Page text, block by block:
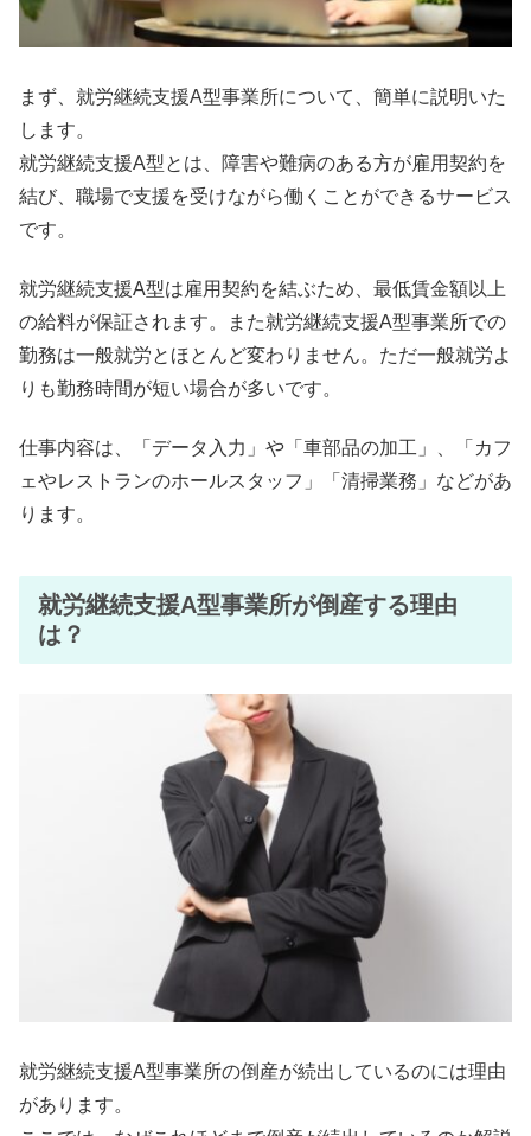
まず、就労継続支援A型事業所について、簡単に説明いた
します。
就労継続支援A型とは、障害や難病のある方が雇用契約を
結び、職場で支援を受けながら働くことができるサービス
です。
就労継続支援A型は雇用契約を結ぶため、最低賃金額以上
の給料が保証されます。また就労継続支援A型事業所での
勤務は一般就労とほとんど変わりません。ただ一般就労よ
りも勤務時間が短い場合が多いです。
仕事内容は、「データ入力」や「車部品の加工」、「カフ
ェやレストランのホールスタッフ」「清掃業務」などがあ
ります。
就労継続支援A型事業所が倒産する理由
は？
就労継続支援A型事業所の倒産が続出しているのには理由
があります。